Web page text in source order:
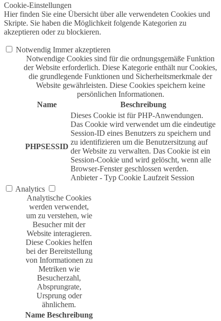
Cookie-Einstellungen
Hier finden Sie eine Übersicht über alle verwendeten Cookies und
Skripte. Sie haben die Möglichkeit folgende Kategorien zu
akzeptieren oder zu blockieren.
Notwendig Immer akzeptieren
Notwendige Cookies sind für die ordnungsgemäße Funktion
der Website erforderlich. Diese Kategorie enthält nur Cookies,
die grundlegende Funktionen und Sicherheitsmerkmale der
Website gewährleisten. Diese Cookies speichern keine
persönlichen Informationen.
Name
Beschreibung
PHPSESSID
Dieses Cookie ist für PHP-Anwendungen.
Das Cookie wird verwendet um die eindeutige
Session-ID eines Benutzers zu speichern und
zu identifizieren um die Benutzersitzung auf
der Website zu verwalten. Das Cookie ist ein
Session-Cookie und wird gelöscht, wenn alle
Browser-Fenster geschlossen werden.
Anbieter - Typ Cookie Laufzeit Session
Analytics
Analytische Cookies
werden verwendet,
um zu verstehen, wie
Besucher mit der
Website interagieren.
Diese Cookies helfen
bei der Bereitstellung
von Informationen zu
Metriken wie
Besucherzahl,
Absprungrate,
Ursprung oder
ähnlichem.
Name Beschreibung